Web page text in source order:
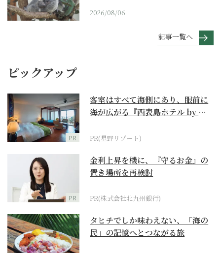
2026/08/06
記事一覧へ
ピックアップ
PR
客室はすべて海側にあり、眼前に
海が広がる『西表島ホテル by 星
PR(星野リゾート)
PR
金利上昇を機に、『守るお金』の
置き場所を再検討
PR(株式会社北九州銀行)
タヒチでしか味わえない、「海の
民」の記憶へとつながる旅